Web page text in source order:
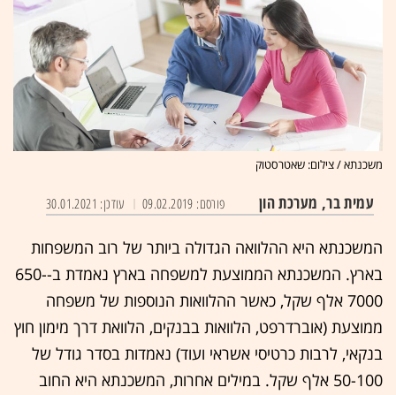
משכנתא / צילום: שאטרסטוק
עמית בר, מערכת הון עודכן: 30.01.2021 פורסם: 09.02.2019
המשכנתא היא ההלוואה הגדולה ביותר של רוב המשפחות
בארץ. המשכנתא הממוצעת למשפחה בארץ נאמדת ב-650-
7000 אלף שקל, כאשר ההלוואות הנוספות של משפחה
ממוצעת (אוברדרפט, הלוואות בבנקים, הלוואת דרך מימון חוץ
בנקאי, לרבות כרטיסי אשראי ועוד) נאמדות בסדר גודל של
50-100 אלף שקל. במילים אחרות, המשכנתא היא החוב